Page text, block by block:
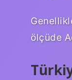
ölçüde